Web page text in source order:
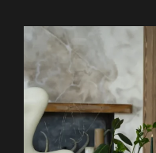
على الاستفادة من
الشركة التي ستختارها
والمتانة لكي تعيش وقت
في المستقبل.